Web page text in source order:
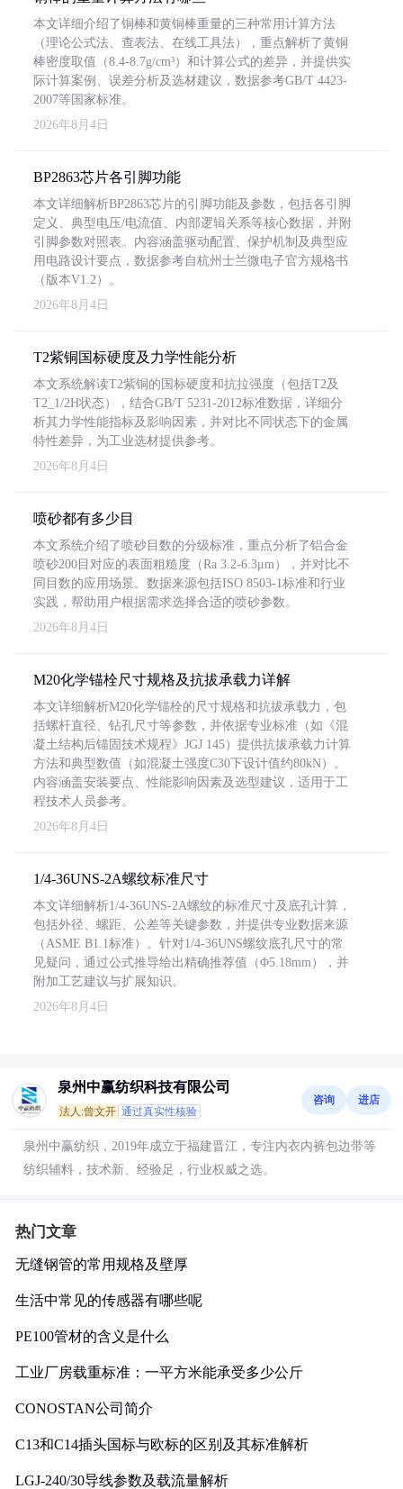
本文详细介绍了铜棒和黄铜棒重量的三种常用计算方法
（理论公式法、查表法、在线工具法），重点解析了黄铜
棒密度取值（8.4-8.7g/cm³）和计算公式的差异，并提供实
际计算案例、误差分析及选材建议，数据参考GB/T 4423-
2007等国家标准。
2026年8月4日
BP2863芯片各引脚功能
本文详细解析BP2863芯片的引脚功能及参数，包括各引脚
定义、典型电压/电流值、内部逻辑关系等核心数据，并附
引脚参数对照表。内容涵盖驱动配置、保护机制及典型应
用电路设计要点，数据参考自杭州士兰微电子官方规格书
（版本V1.2）。
2026年8月4日
T2紫铜国标硬度及力学性能分析
本文系统解读T2紫铜的国标硬度和抗拉强度（包括T2及
T2_1/2H状态），结合GB/T 5231-2012标准数据，详细分
析其力学性能指标及影响因素，并对比不同状态下的金属
特性差异，为工业选材提供参考。
2026年8月4日
喷砂都有多少目
本文系统介绍了喷砂目数的分级标准，重点分析了铝合金
喷砂200目对应的表面粗糙度（Ra 3.2-6.3μm），并对比不
同目数的应用场景。数据来源包括ISO 8503-1标准和行业
实践，帮助用户根据需求选择合适的喷砂参数。
2026年8月4日
M20化学锚栓尺寸规格及抗拔承载力详解
本文详细解析M20化学锚栓的尺寸规格和抗拔承载力，包
括螺杆直径、钻孔尺寸等参数，并依据专业标准（如《混
凝土结构后锚固技术规程》JGJ 145）提供抗拔承载力计算
方法和典型数值（如混凝土强度C30下设计值约80kN）。
内容涵盖安装要点、性能影响因素及选型建议，适用于工
程技术人员参考。
2026年8月4日
1/4-36UNS-2A螺纹标准尺寸
本文详细解析1/4-36UNS-2A螺纹的标准尺寸及底孔计算，
包括外径、螺距、公差等关键参数，并提供专业数据来源
（ASME B1.1标准）。针对1/4-36UNS螺纹底孔尺寸的常
见疑问，通过公式推导给出精确推荐值（Φ5.18mm），并
附加工艺建议与扩展知识。
2026年8月4日
泉州中赢纺织科技有限公司
法人:曾文开 通过真实性核验
咨询 进店
泉州中赢纺织，2019年成立于福建晋江，专注内衣内裤包边带等
纺织辅料，技术新、经验足，行业权威之选。
热门文章
无缝钢管的常用规格及壁厚
生活中常见的传感器有哪些呢
PE100管材的含义是什么
工业厂房载重标准：一平方米能承受多少公斤
CONOSTAN公司简介
C13和C14插头国标与欧标的区别及其标准解析
LGJ-240/30导线参数及载流量解析